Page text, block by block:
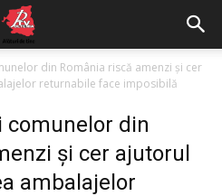
din România riscă amenzi și cer
returnabile face imposibilă
comunelor din
și cer ajutorul
ambalajelor